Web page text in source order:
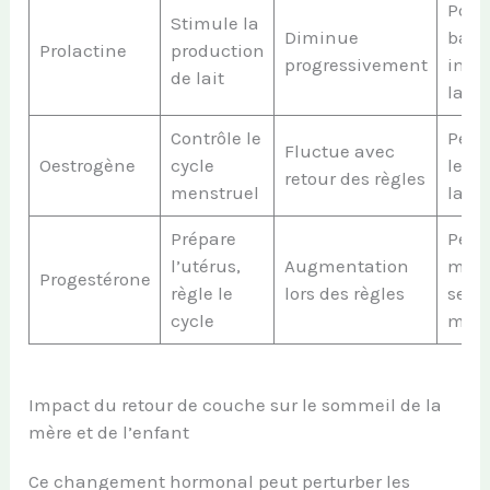
Prolactine
Stimule la
production
de lait
Diminue
progressivement
la
Oestrogène
Contrôle le
cycle
menstruel
Fluctue avec
retour des règles
le
lait
Progestérone
Prépare
l’utérus,
règle le
cycle
Augmentation
lors des règles
Peut
Impact du retour de couche sur le sommeil de la
mère et de l’enfant
Ce changement hormonal peut perturber les